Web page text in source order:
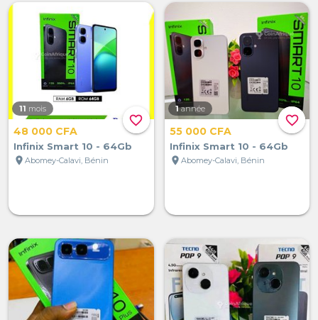
favorite_border
11 mois
48 000 CFA
Infinix Smart 10 - 64Gb
location_on Abomey-Calavi, Bénin
favorite_border
1 année
55 000 CFA
Infinix Smart 10 - 64Gb
location_on Abomey-Calavi, Bénin